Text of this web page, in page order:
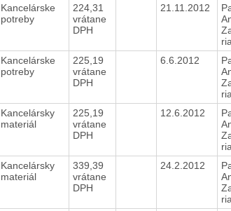
Kancelárske
potreby
224,31
vrátane
DPH
21.11.2012
Kancelárske
potreby
225,19
vrátane
DPH
6.6.2012
Kancelársky
materiál
225,19
vrátane
DPH
12.6.2012
Kancelársky
materiál
339,39
vrátane
DPH
24.2.2012